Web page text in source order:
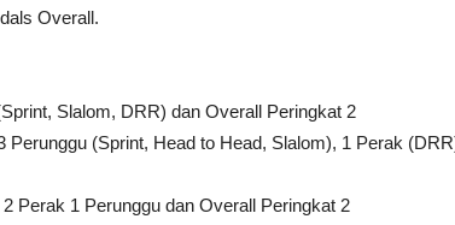
Overall.
Slalom, DRR) dan Overall Peringkat 2
Perunggu (Sprint, Head to Head, Slalom), 1 Perak
Perak 1 Perunggu dan Overall Peringkat 2